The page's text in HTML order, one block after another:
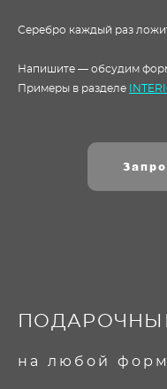
Серебро каждый раз
Напишите — обсудим
Примеры в разделе
на любой